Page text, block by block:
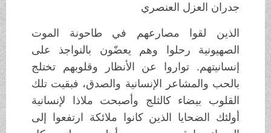
جدران العزل العنصري
الذين لقوا مصارعهم في طاحونة الموت
الصهيونية رحلوا وهم يعضّون بالنواجذ على
إنسانيتهم. تواروا عن الأنظار وقلوبهم تختلج
بالحب والمشاعر الإنسانية والصدق، فبقيت تلك
القلوب بيضاء كالثلج وأصبحت ملاذا لإنسانية
أولئك الضحايا الذين كانوا ملائكة ارتفعوا إلى